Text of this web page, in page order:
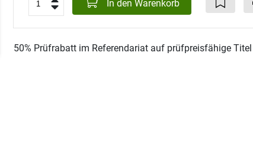
In den Warenkorb
50% Prüfrabatt im Referendariat auf prüfpreisfähige